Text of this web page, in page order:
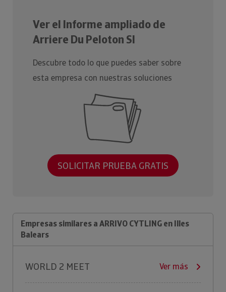
Ver el Informe ampliado de
Arriere Du Peloton Sl
Descubre todo lo que puedes saber sobre
esta empresa con nuestras soluciones
SOLICITAR PRUEBA GRATIS
Empresas similares a ARRIVO CYTLING en Illes
Balears
WORLD 2 MEET Ver más